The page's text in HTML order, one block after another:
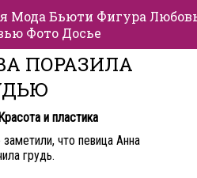
Мода Бьюти Фигура
Фото Досье
ПОРАЗИЛА
и пластика
что певица Анна
грудь.